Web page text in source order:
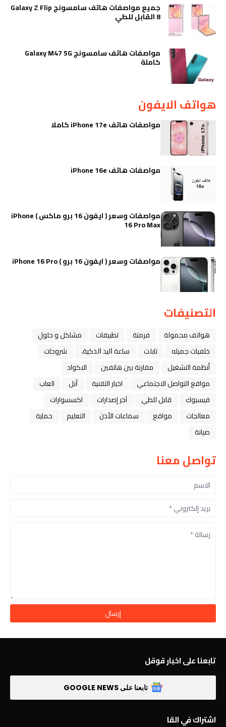
جميع مواصفات هاتف سامسونج Galaxy Z Flip
8 القابل للطي
مواصفات هاتف سامسونج Galaxy M47 5G
كاملة
هواتف الايفون
مواصفات هاتف iPhone 17e كاملا
مواصفات هاتف iPhone 16e
مواصفات وسعر ( ايفون 16 برو ماكس ) iPhone
16 Pro Max
مواصفات وسعر ( ايفون 16 برو ) iPhone 16 Pro
التصنيفات
هواتف محمولة فرمتة تطبيقات
مشاكل و حلول
خلفيات جميله
تابلت ﺳﺎﻋﺔ ﺍﻟﻴﺪ ﺍﻟﺬﻛﻴﺔ،
شروحات
أنظمة التشغيل
مقارنة بين هاتفين
الاكواد
مواقع التواصل الاجتماعي
اخبار التقنية ﺁﺑﻞ
العاب
فيسبوك
قابل للطي آخر إصدارات
اكسسوارات
معالجات
مواقع سماعات الأذن التعليم
حماية
صيانة
تواصل معنا
تابعنا على اخبار قوقل
تابعنا على GOOGLE NEWS
اشتراك في القا